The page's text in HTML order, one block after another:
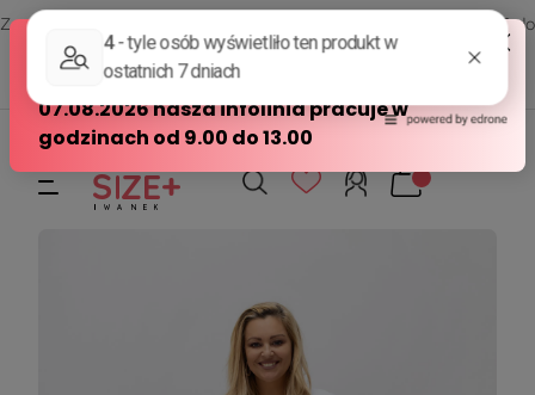
Zamów przez telefon od poniedziałku do piątku w godzinach - 8:00 do
15:00
570 390 351